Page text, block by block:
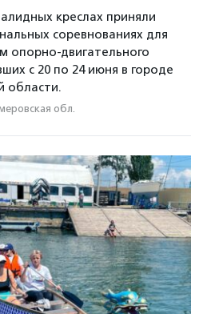
креслах приняли
соревнованиях для
опорно-двигательного
с 20 по 24 июня в городе
области.
обл.